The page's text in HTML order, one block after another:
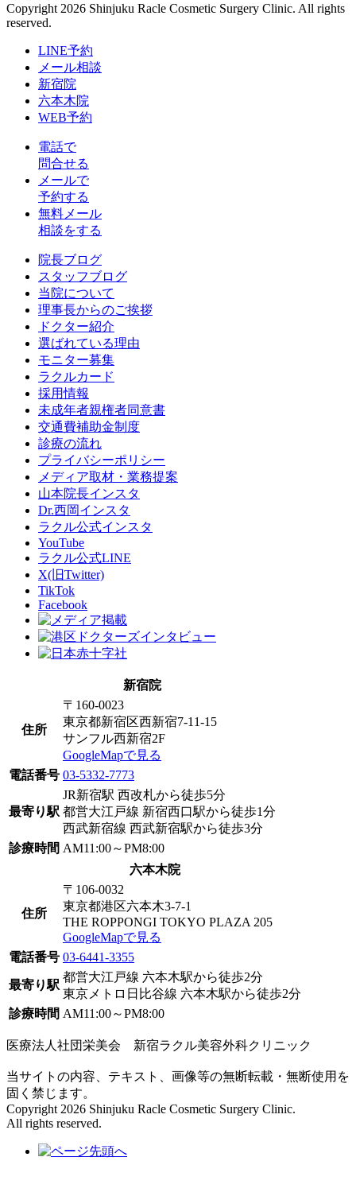
Copyright 2026 Shinjuku Racle Cosmetic Surgery Clinic. All rights
reserved.
LINE予約
メール相談
新宿院
六本木院
WEB予約
電話で
問合せる
メールで
予約する
無料メール
相談をする
院長ブログ
スタッフブログ
当院について
理事長からのご挨拶
ドクター紹介
選ばれている理由
モニター募集
ラクルカード
採用情報
未成年者親権者同意書
交通費補助金制度
診療の流れ
プライバシーポリシー
メディア取材・業務提案
山本院長インスタ
Dr.西岡インスタ
ラクル公式インスタ
YouTube
ラクル公式LINE
X(旧Twitter)
TikTok
Facebook
新宿院
住所
〒160-0023
東京都新宿区西新宿7-11-15
サンフル西新宿2F
GoogleMapで見る
電話番号 03-5332-7773
最寄り駅
JR新宿駅 西改札から徒歩5分
都営大江戸線 新宿西口駅から徒歩1分
西武新宿線 西武新宿駅から徒歩3分
診療時間 AM11:00～PM8:00
六本木院
住所
〒106-0032
東京都港区六本木3-7-1
THE ROPPONGI TOKYO PLAZA 205
GoogleMapで見る
電話番号 03-6441-3355
最寄り駅
都営大江戸線 六本木駅から徒歩2分
東京メトロ日比谷線 六本木駅から徒歩2分
診療時間 AM11:00～PM8:00
医療法人社団栄美会 新宿ラクル美容外科クリニック
当サイトの内容、テキスト、画像等の無断転載・無断使用を
固く禁じます。
Copyright 2026 Shinjuku Racle Cosmetic Surgery Clinic.
All rights reserved.